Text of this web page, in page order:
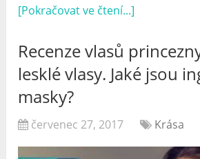
[Pokračovat ve čtení...]
Recenze vlasů
lesklé vlasy. Jaké jsou
masky?
červenec 27, 2017 Krása